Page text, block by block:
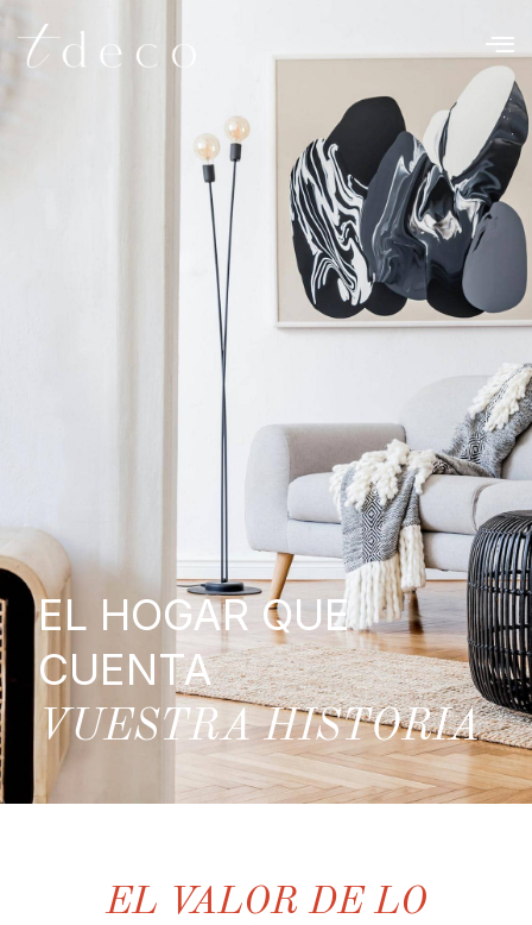
EL HOGAR QUE
CUENTA
VUESTRA HISTORIA
EL VALOR DE LO